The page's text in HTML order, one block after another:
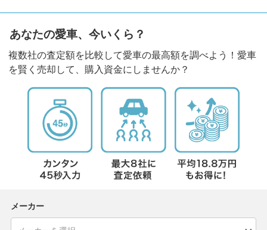
あなたの愛車、今いくら？
複数社の査定額を比較して愛車の最高額を調べよう！愛車
を賢く売却して、購入資金にしませんか？
メーカー